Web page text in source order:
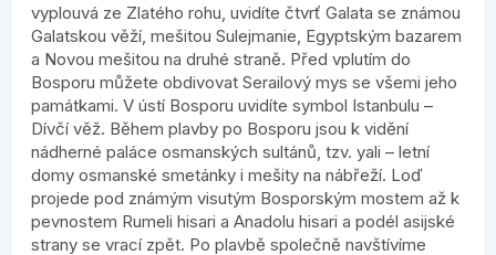
vyplouvá ze Zlatého rohu, uvidíte čtvrť Galata se známou
Galatskou věží, mešitou Sulejmanie, Egyptským bazarem
a Novou mešitou na druhé straně. Před vplutím do
Bosporu můžete obdivovat Serailový mys se všemi jeho
památkami. V ústí Bosporu uvidíte symbol Istanbulu –
Dívčí věž. Během plavby po Bosporu jsou k vidění
nádherné paláce osmanských sultánů, tzv. yali – letní
domy osmanské smetánky i mešity na nábřeží. Loď
projede pod známým visutým Bosporským mostem až k
pevnostem Rumeli hisari a Anadolu hisari a podél asijské
strany se vrací zpět. Po plavbě společně navštívíme